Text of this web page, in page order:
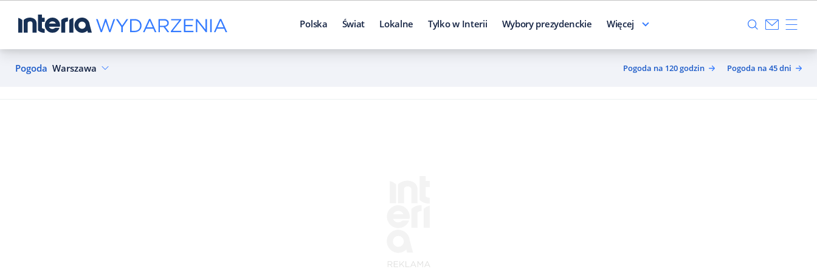
Polska Świat Lokalne Tylko w Interii Wybory prezydenckie Więcej
Pogoda Warszawa Pogoda na 120 godzin Pogoda na 45 dni